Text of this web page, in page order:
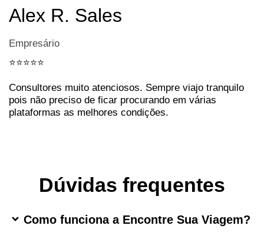
Alex R. Sales
Empresário
⭐️⭐️⭐️⭐️⭐️
Consultores muito atenciosos. Sempre viajo tranquilo
pois não preciso de ficar procurando em várias
plataformas as melhores condições.
Dúvidas frequentes
Como funciona a Encontre Sua Viagem?